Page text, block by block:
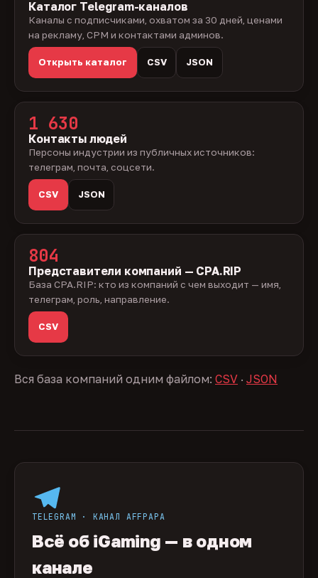
Каталог Telegram-каналов
Каналы с подписчиками, охватом за 30 дней, ценами
на рекламу, CPM и контактами админов.
Открыть каталог CSV JSON
1 630
Контакты людей
Персоны индустрии из публичных источников:
телеграм, почта, соцсети.
CSV JSON
804
Представители компаний — CPA.RIP
База CPA.RIP: кто из компаний с чем выходит — имя,
телеграм, роль, направление.
CSV
Вся база компаний одним файлом: CSV · JSON
TELEGRAM · КАНАЛ AFFPAPA
Всё об iGaming — в одном
канале